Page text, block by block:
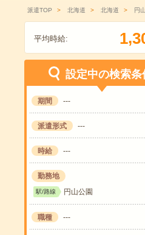
派遣TOP 北海道 北海道 円
平均時給: 1,3
設定中の検索条
期間 ---
派遣形式 ---
時給 ---
勤務地
駅/路線 円山公園
職種 ---